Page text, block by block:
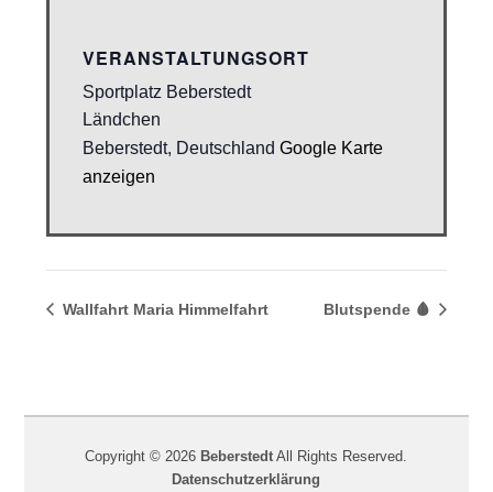
VERANSTALTUNGSORT
Sportplatz Beberstedt
Ländchen
Beberstedt, Deutschland Google Karte
anzeigen
Wallfahrt Maria Himmelfahrt Blutspende 🩸
Copyright © 2026 Beberstedt All Rights Reserved.
Datenschutzerklärung